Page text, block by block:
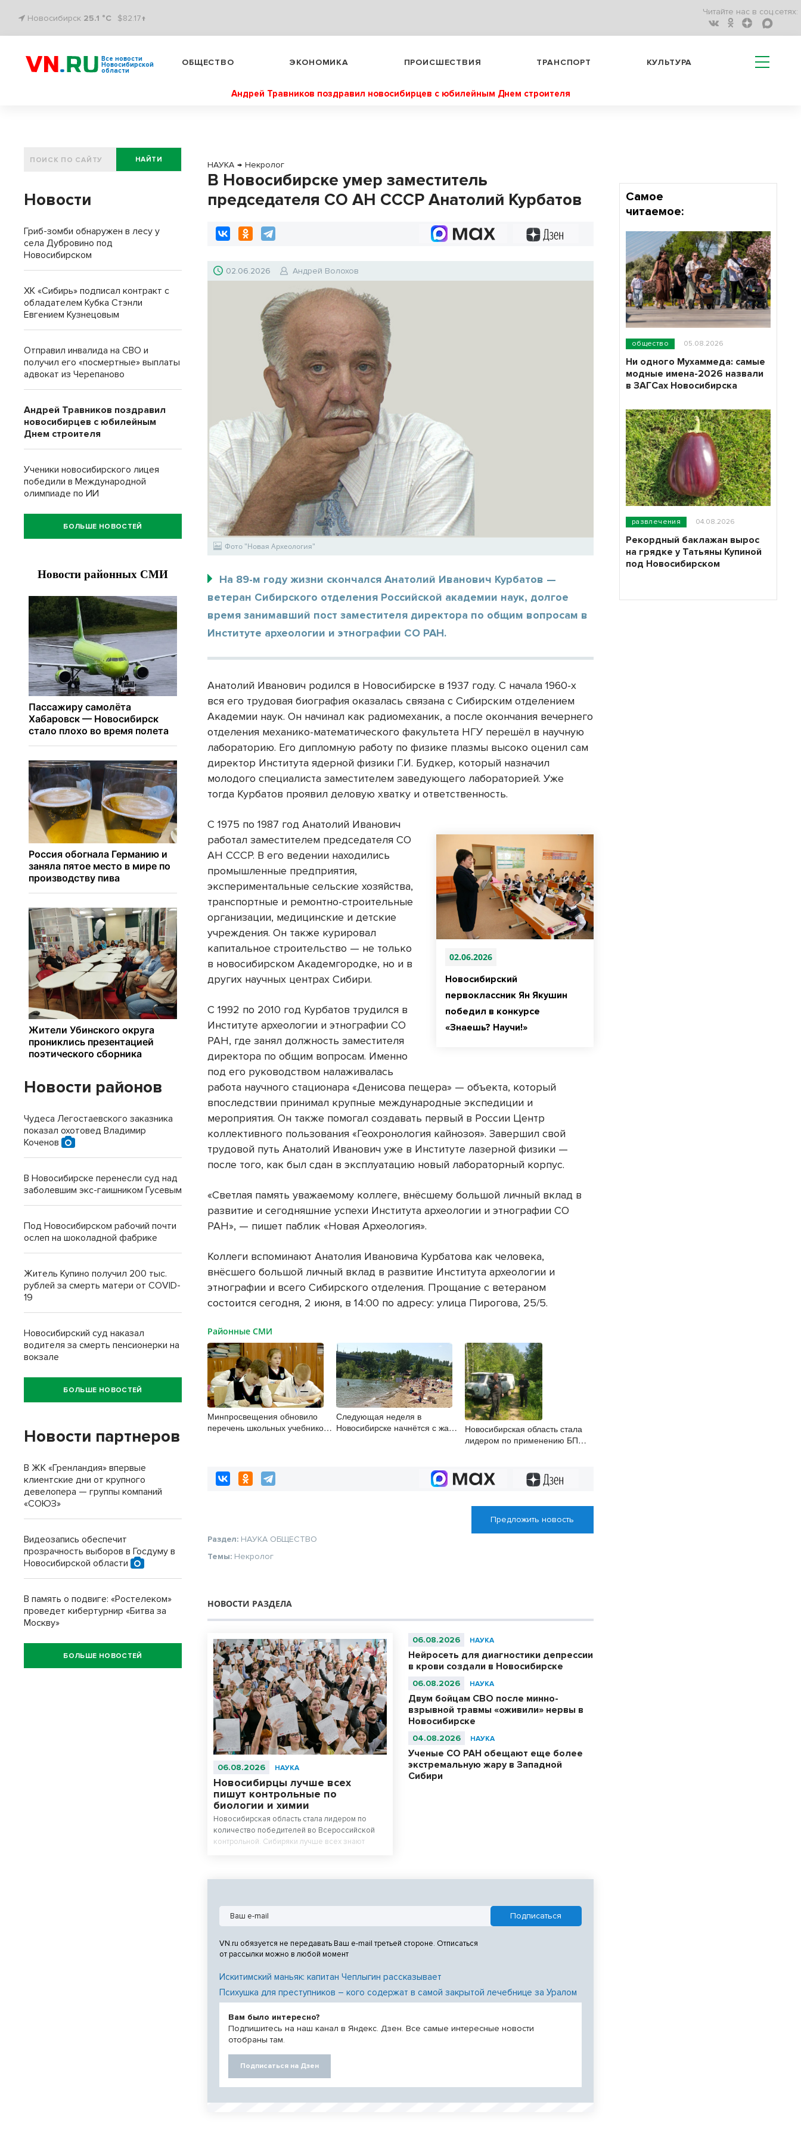
Новосибирск 25.1 °C $82.17↑
Читайте нас в соц.сетях:
Все новости
Новосибирской
области
ОБЩЕСТВО ЭКОНОМИКА ПРОИСШЕСТВИЯ ТРАНСПОРТ КУЛЬТУРА
Андрей Травников поздравил новосибирцев с юбилейным Днем строителя
НАУКА → Некролог
В Новосибирске умер заместитель
председателя СО АН СССР Анатолий Курбатов
02.06.2026 Андрей Волохов
Фото "Новая Археология"
На 89-м году жизни скончался Анатолий Иванович Курбатов —
ветеран Сибирского отделения Российской академии наук, долгое
время занимавший пост заместителя директора по общим вопросам в
Институте археологии и этнографии СО РАН.
Анатолий Иванович родился в Новосибирске в 1937 году. С начала 1960-х
вся его трудовая биография оказалась связана с Сибирским отделением
Академии наук. Он начинал как радиомеханик, а после окончания вечернего
отделения механико-математического факультета НГУ перешёл в научную
лабораторию. Его дипломную работу по физике плазмы высоко оценил сам
директор Института ядерной физики Г.И. Будкер, который назначил
молодого специалиста заместителем заведующего лабораторией. Уже
тогда Курбатов проявил деловую хватку и ответственность.
02.06.2026
Новосибирский
первоклассник Ян Якушин
победил в конкурсе
«Знаешь? Научи!»
С 1975 по 1987 год Анатолий Иванович
работал заместителем председателя СО
АН СССР. В его ведении находились
промышленные предприятия,
экспериментальные сельские хозяйства,
транспортные и ремонтно-строительные
организации, медицинские и детские
учреждения. Он также курировал
капитальное строительство — не только
в новосибирском Академгородке, но и в
других научных центрах Сибири.
С 1992 по 2010 год Курбатов трудился в
Институте археологии и этнографии СО
РАН, где занял должность заместителя
директора по общим вопросам. Именно
под его руководством налаживалась
работа научного стационара «Денисова пещера» — объекта, который
впоследствии принимал крупные международные экспедиции и
мероприятия. Он также помогал создавать первый в России Центр
коллективного пользования «Геохронология кайнозоя». Завершил свой
трудовой путь Анатолий Иванович уже в Институте лазерной физики —
после того, как был сдан в эксплуатацию новый лабораторный корпус.
«Светлая память уважаемому коллеге, внёсшему большой личный вклад в
развитие и сегодняшние успехи Института археологии и этнографии СО
РАН», — пишет паблик «Новая Археология».
Коллеги вспоминают Анатолия Ивановича Курбатова как человека,
внёсшего большой личный вклад в развитие Института археологии и
этнографии и всего Сибирского отделения. Прощание с ветераном
состоится сегодня, 2 июня, в 14:00 по адресу: улица Пирогова, 25/5.
Районные СМИ
Минпросвещения обновило
перечень школьных учебников
Следующая неделя в
Новосибирске начнётся с жары
Новосибирская область стала
лидером по применению БПЛА
Предложить новость
Раздел: НАУКА ОБЩЕСТВО
Темы: Некролог
НОВОСТИ РАЗДЕЛА
06.08.2026 НАУКА
Новосибирцы лучше всех
пишут контрольные по
биологии и химии
Новосибирская область стала лидером по
количество победителей во Всероссийской
контрольной. Сибиряки лучше всех знают
06.08.2026 НАУКА
Нейросеть для диагностики депрессии
в крови создали в Новосибирске
06.08.2026 НАУКА
Двум бойцам СВО после минно-
взрывной травмы «оживили» нервы в
Новосибирске
04.08.2026 НАУКА
Ученые СО РАН обещают еще более
экстремальную жару в Западной
Сибири
VN.ru обязуется не передавать Ваш e-mail третьей стороне. Отписаться
от рассылки можно в любой момент
Искитимский маньяк: капитан Чеплыгин рассказывает
Психушка для преступников – кого содержат в самой закрытой лечебнице за Уралом
Вам было интересно?
Подпишитесь на наш канал в Яндекс. Дзен. Все самые интересные новости
отобраны там.
Подписаться на Дзен
НАЙТИ
Новости
Гриб-зомби обнаружен в лесу у
села Дубровино под
Новосибирском
ХК «Сибирь» подписал контракт с
обладателем Кубка Стэнли
Евгением Кузнецовым
Отправил инвалида на СВО и
получил его «посмертные» выплаты
адвокат из Черепаново
Андрей Травников поздравил
новосибирцев с юбилейным
Днем строителя
Ученики новосибирского лицея
победили в Международной
олимпиаде по ИИ
БОЛЬШЕ НОВОСТЕЙ
Новости районов
Чудеса Легостаевского заказника
показал охотовед Владимир
Коченов
В Новосибирске перенесли суд над
заболевшим экс-гаишником Гусевым
Под Новосибирском рабочий почти
ослеп на шоколадной фабрике
Житель Купино получил 200 тыс.
рублей за смерть матери от COVID-
19
Новосибирский суд наказал
водителя за смерть пенсионерки на
вокзале
БОЛЬШЕ НОВОСТЕЙ
Новости партнеров
В ЖК «Гренландия» впервые
клиентские дни от крупного
девелопера — группы компаний
«СОЮЗ»
Видеозапись обеспечит
прозрачность выборов в Госдуму в
Новосибирской области
В память о подвиге: «Ростелеком»
проведет кибертурнир «Битва за
Москву»
БОЛЬШЕ НОВОСТЕЙ
Самое
читаемое:
общество 05.08.2026
Ни одного Мухаммеда: самые
модные имена-2026 назвали
в ЗАГСах Новосибирска
развлечения 04.08.2026
Рекордный баклажан вырос
на грядке у Татьяны Купиной
под Новосибирском